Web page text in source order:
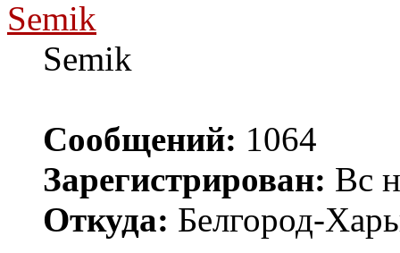
Semik
Semik
Сообщений: 1064
Зарегистрирован: Вс
Откуда: Белгород-